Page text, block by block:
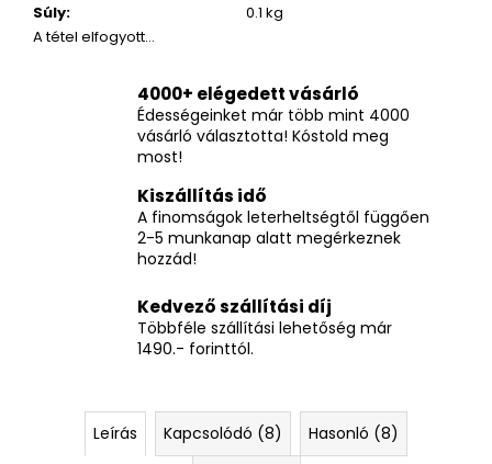
Súly:
0.1 kg
A tétel elfogyott…
4000+ elégedett vásárló
Édességeinket már több mint 4000
vásárló választotta! Kóstold meg
most!
Kiszállítás idő
A finomságok leterheltségtől függően
2-5 munkanap alatt megérkeznek
hozzád!
Kedvező szállítási díj
Többféle szállítási lehetőség már
1490.- forinttól.
Leírás Kapcsolódó (8)
Hasonló (8)